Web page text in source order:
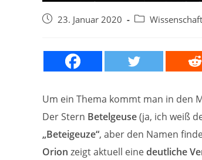
Beitrag23. Januar 2020
Beitrags-
Wissenschaft
Um ein Thema kommt man in den
Der Stern Betelgeuse(ja, ich weiß
„Beteigeuze“, aber den Namen
Orion zeigt aktuell einedeutliche